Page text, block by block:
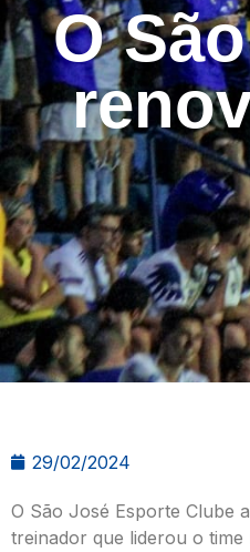
O
29/02/2024
O São José Esporte Clube
treinador que liderou o